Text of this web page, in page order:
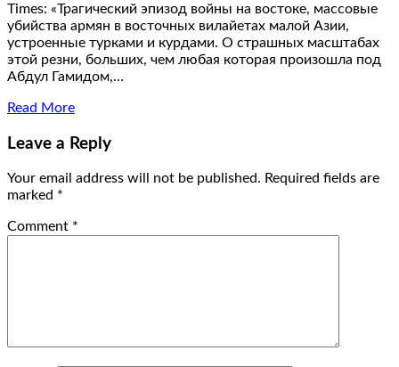
Times: «Трагический эпизод войны на востоке, массовые
убийства армян в восточных вилайетах малой Азии,
устроенные турками и курдами. О страшных масштабах
этой резни, больших, чем любая которая произошла под
Абдул Гамидом,…
Read More
Leave a Reply
Your email address will not be published. Required fields are
marked *
Comment *